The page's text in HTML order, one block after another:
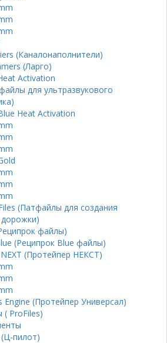
(Каналонаполнители)
(Ларго)
Activation
для ультразвукового
Heat Activation
(Патфайлы для создания
файлы)
(Реципрок Blue файлы)
(Протейпер НЕКСТ)
Engine (Протейпер Универсал)
ProFiles)
(Ц-пилот)